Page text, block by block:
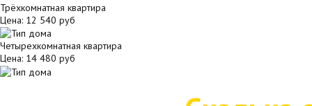
Трёхкомнатная квартира
Цена: 12 540 руб
Четырехкомнатная квартира
Цена: 14 480 руб